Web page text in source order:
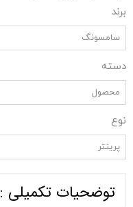
برند
سامسونگ
دسته
محصول
نوع
پرینتر
توضحیات تکمیلی :